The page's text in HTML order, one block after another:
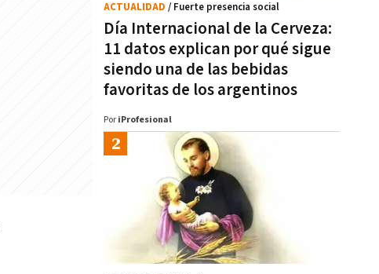
Día Internacional de la Cerveza:
11 datos explican por qué sigue
siendo una de las bebidas
favoritas de los argentinos
ACTUALIDAD / Fuerte presencia social
Por iProfesional